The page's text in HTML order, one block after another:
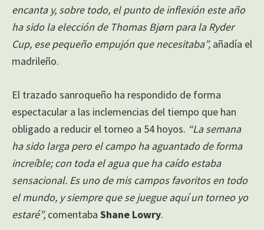
encanta y, sobre todo, el punto de inflexión este año
ha sido la elección de Thomas Bjørn para la Ryder
Cup, ese pequeño empujón que necesitaba”, añadía el
madrileño.
El trazado sanroqueño ha respondido de forma
espectacular a las inclemencias del tiempo que han
obligado a reducir el torneo a 54 hoyos. “La semana
ha sido larga pero el campo ha aguantado de forma
increíble; con toda el agua que ha caído estaba
sensacional. Es uno de mis campos favoritos en todo
el mundo, y siempre que se juegue aquí un torneo yo
estaré”, comentaba Shane Lowry.